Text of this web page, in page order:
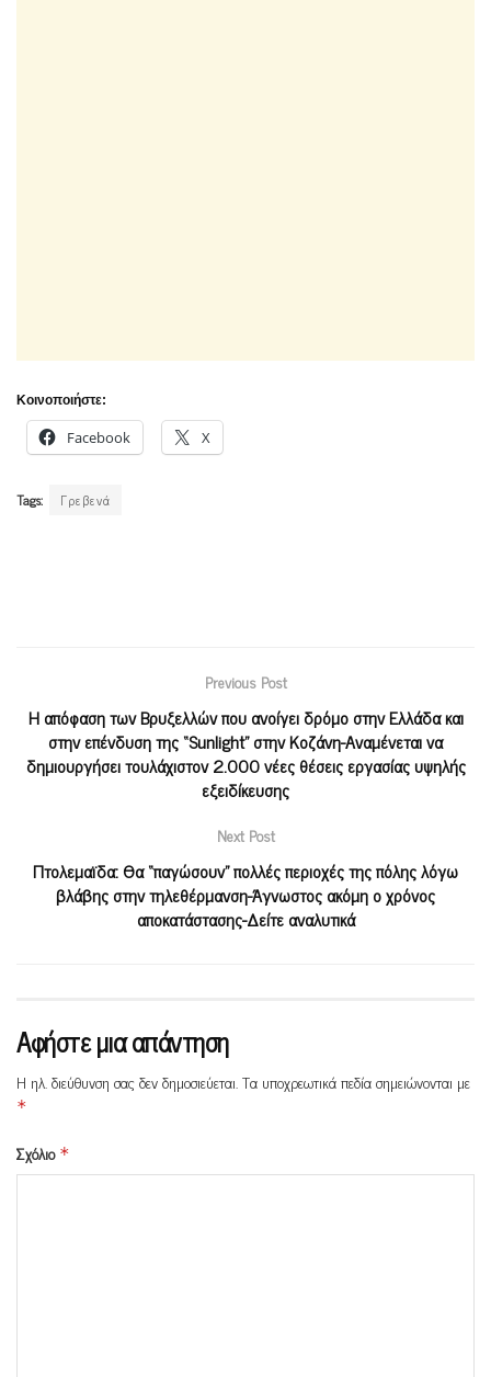
Κοινοποιήστε:
Facebook X
Tags: Γρεβενά
Previous Post
Η απόφαση των Βρυξελλών που ανοίγει δρόμο στην Ελλάδα και
στην επένδυση της “Sunlight” στην Κοζάνη-Αναμένεται να
δημιουργήσει τουλάχιστον 2.000 νέες θέσεις εργασίας υψηλής
εξειδίκευσης
Next Post
Πτολεμαϊδα: Θα “παγώσουν” πολλές περιοχές της πόλης λόγω
βλάβης στην τηλεθέρμανση-Άγνωστος ακόμη ο χρόνος
αποκατάστασης-Δείτε αναλυτικά
Αφήστε μια απάντηση
Η ηλ. διεύθυνση σας δεν δημοσιεύεται.Τα υποχρεωτικά πεδία σημειώνονται με
*
Σχόλιο *